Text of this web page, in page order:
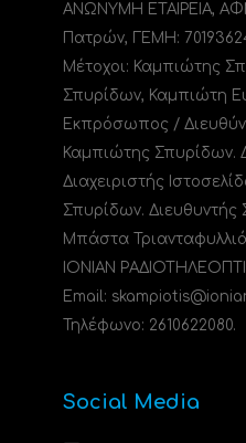
ΑΝΩΝΥΜΗ ΕΤΑΙΡΕΙΑ,
Πατρών, ΓΕΜΗ:
Μέτοχοι: Καμπιώτης
Σπυρίδων, Καμπιώτη
Εκπρόσωπος /
Καμπιώτης Σπυρίδων.
Διαχειριστής
Σπυρίδων. Διευθυντής
Μπάστα
ΙΟΝΙΑΝ
Email:
Τηλέφωνο: 2610622080.
Social Media